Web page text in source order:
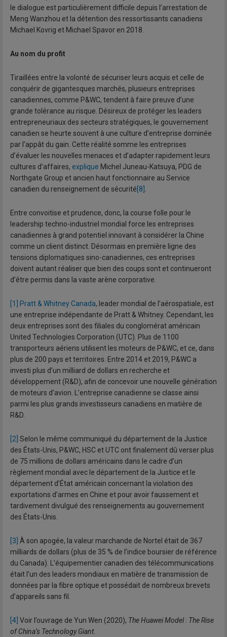
le dialogue est particulièrement difficile depuis l’arrestation de
Meng Wanzhou et la détention des ressortissants canadiens
Michael Kovrig et Michael Spavor en 2018.
Au nom du profit
Tiraillées entre la volonté de sécuriser leurs acquis et celle de
conquérir de gigantesques marchés, plusieurs entreprises
canadiennes, comme P&WC, tendent à faire preuve d’une
grande tolérance au risque. Désireux de protéger les leaders
entrepreneuriaux des secteurs stratégiques, le gouvernement
canadien se heurte souvent à une culture d’entreprise dominée
par l’appât du gain. Cette réalité somme les entreprises
d’évaluer les nouvelles menaces et d’adapter rapidement leurs
cultures d’affaires, explique Michel Juneau-Katsuya, PDG de
Northgate Group et ancien haut fonctionnaire au Service
canadien du renseignement de sécurité [8]
Entre convoitise et prudence, donc, la course folle pour le
leadership techno-industriel mondial force les entreprises
canadiennes à grand potentiel innovant à considérer la Chine
comme un client distinct. Désormais en première ligne des
tensions diplomatiques sino-canadiennes, ces entreprises
doivent autant réaliser que bien des coups sont et continueront
d’être permis dans la vaste arène corporative.
[1] Pratt & Whitney Canada, leader mondial de l’aérospatiale, est
une entreprise indépendante de Pratt & Whitney. Cependant, les
deux entreprises sont des filiales du conglomérat américain
United Technologies Corporation (UTC). Plus de 1100
transporteurs aériens utilisent les moteurs de P&WC, et ce, dans
plus de 200 pays et territoires. Entre 2014 et 2019, P&WC a
investi plus d’un milliard de dollars en recherche et
développement (R&D), afin de concevoir une nouvelle génération
de moteurs d’avion. L’entreprise canadienne se classe ainsi
parmi les plus grands investisseurs canadiens en matière de
R&D.
[2] Selon le même communiqué du département de la Justice
des États-Unis, P&WC, HSC et UTC ont finalement dû verser plus
de 75 millions de dollars américains dans le cadre d’un
règlement mondial avec le département de la Justice et le
département d’État américain concernant la violation des
exportations d’armes en Chine et pour avoir faussement et
tardivement divulgué des renseignements au gouvernement
des États-Unis.
[3] À son apogée, la valeur marchande de Nortel était de 367
milliards de dollars (plus de 35 % de l’indice boursier de référence
du Canada). L’équipementier canadien des télécommunications
était l’un des leaders mondiaux en matière de transmission de
données par la fibre optique et possédait de nombreux brevets
d’appareils sans fil.
[4] Voir l’ouvrage de Yun Wen (2020), The Huawei Model : The Rise
of China’s Technology Giant.